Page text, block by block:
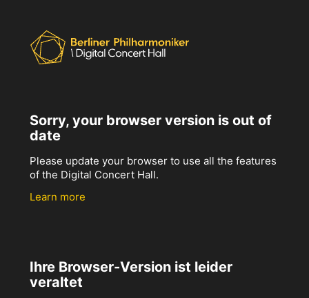
Sorry, your browser version is out of
date
Please update your browser to use all the features
of the Digital Concert Hall.
Learn more
Ihre Browser-Version ist leider
veraltet